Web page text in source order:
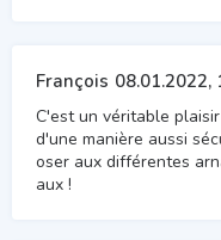
François 08.01.2022,
C'est un véritable
d'une manière aussi
oser aux différentes
aux !